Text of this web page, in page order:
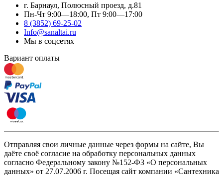
г. Барнаул, Полюсный проезд, д.81
Пн-Чт 9:00—18:00, Пт 9:00—17:00
8 (3852) 69-25-02
Info@sanaltai.ru
Мы в соцсетях
Вариант оплаты
Отправляя свои личные данные через формы на сайте, Вы
даёте своё согласие на обработку персональных данных
согласно Федеральному закону №152-ФЗ «О персональных
данных» от 27.07.2006 г. Посещая сайт компании «Cантехника